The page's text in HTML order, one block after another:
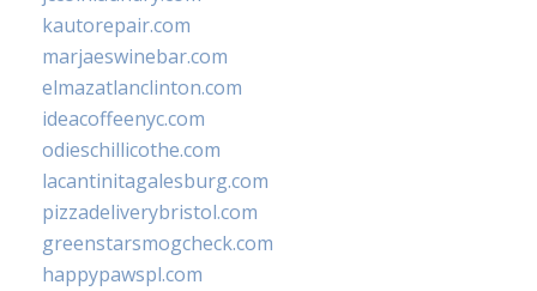
kautorepair.com
marjaeswinebar.com
elmazatlanclinton.com
ideacoffeenyc.com
odieschillicothe.com
lacantinitagalesburg.com
pizzadeliverybristol.com
greenstarsmogcheck.com
happypawspl.com